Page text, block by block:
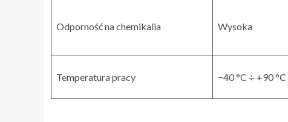
Odporność na chemikalia Wysoka
Temperatura pracy −40 °C ÷ +90 °C